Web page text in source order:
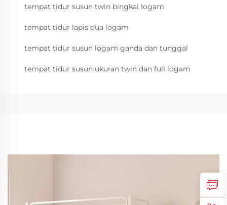
tempat tidur susun twin bingkai logam
tempat tidur lapis dua logam
tempat tidur susun logam ganda dan tunggal
tempat tidur susun ukuran twin dan full logam